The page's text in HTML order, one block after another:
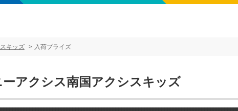
キッズ 入荷プライズ
ーアクシス南国アクシスキッズ